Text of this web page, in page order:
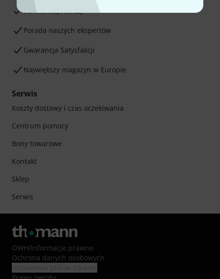
Serwis Naprawczy
Porada naszych ekspertów
Gwarancja Satysfakcji
Największy magazyn w Europie
Serwis
Koszty dostawy i czas oczekiwania
Centrum pomocy
Bony towarowe
Kontakt
Sklep
Serwis
OWH/Informacje prawne
Ochrona danych osobowych